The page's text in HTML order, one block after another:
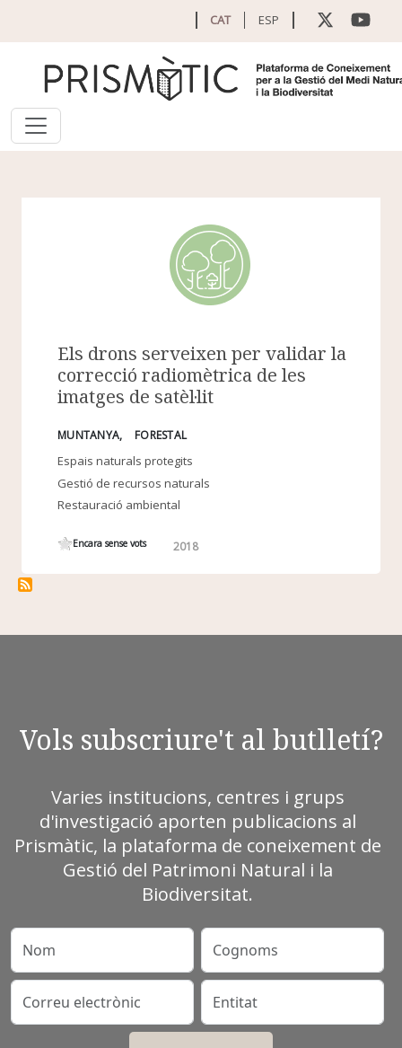
CAT ESP
Els drons serveixen per validar la
correcció radiomètrica de les
imatges de satèl·lit
MUNTANYA FORESTAL
Espais naturals protegits
Gestió de recursos naturals
Restauració ambiental
Encara sense vots 2018
Vols subscriure't al butlletí?
Varies institucions, centres i grups
d'investigació aporten publicacions al
Prismàtic, la plataforma de coneixement de
Gestió del Patrimoni Natural i la
Biodiversitat.
Nom Cognoms
Correu electrònic Entitat